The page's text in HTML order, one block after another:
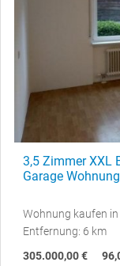
3,5 Zimmer XXL
Garage
Wohnung kaufen
Entfernung: 6 km
305.000,00 €